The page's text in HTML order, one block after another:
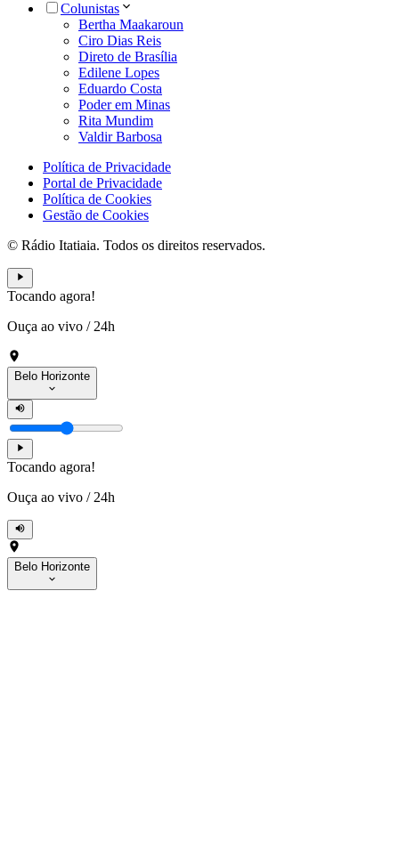
Colunistas
Bertha Maakaroun
Ciro Dias Reis
Direto de Brasília
Edilene Lopes
Eduardo Costa
Poder em Minas
Rita Mundim
Valdir Barbosa
Política de Privacidade
Portal de Privacidade
Política de Cookies
Gestão de Cookies
© Rádio Itatiaia. Todos os direitos reservados.
Tocando agora!
Ouça ao vivo / 24h
Belo Horizonte
Tocando agora!
Ouça ao vivo / 24h
Belo Horizonte